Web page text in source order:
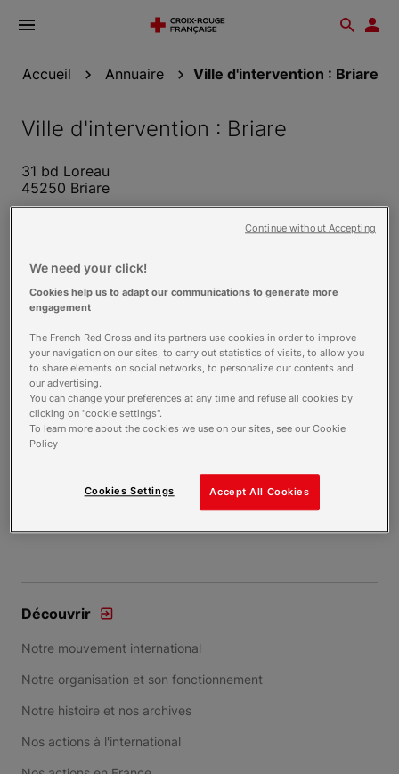
Ouvrir
Accueil Annuaire Ville d'intervention : Briare
Ville d'intervention : Briare
31 bd Loreau
45250 Briare
Nos formations
Assistant de soins en gérontologie
(ASG)
Lieu
45250 Briare
Durée
Découvrir
Notre mouvement international
Notre organisation et son fonctionnement
Notre histoire et nos archives
Nos actions à l'international
We need your click!
Cookies help us to adapt our communications to generate more
engagement
The French Red Cross and its partners use cookies in order to improve
your navigation on our sites, to carry out statistics of visits, to allow you
to share elements on social networks, to personalize our contents and
our advertising.
You can change your preferences at any time and refuse all cookies by
clicking on "cookie settings".
To learn more about the cookies we use on our sites, see our Cookie
Policy
Accept All Cookies
Cookies Settings
Continue without Accepting